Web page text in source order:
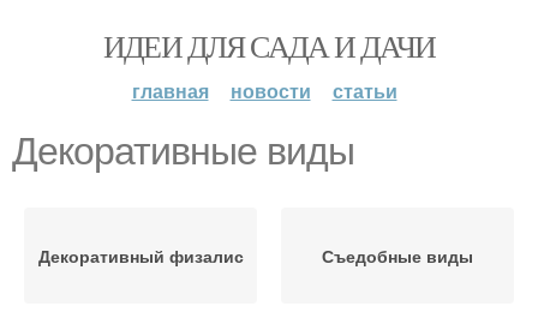
ИДЕИ ДЛЯ САДА И ДАЧИ
главная новости статьи
Декоративные виды
Декоративный физалис Съедобные виды